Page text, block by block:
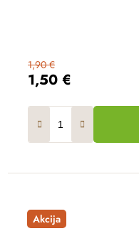
1,50 €
1,90 €
Akcija